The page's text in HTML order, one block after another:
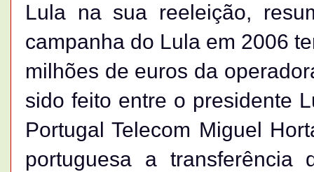
Lula na sua reeleição,
campanha do Lula em 2006
milhões de euros da
sido feito entre o presidente
Portugal Telecom Miguel
portuguesa a